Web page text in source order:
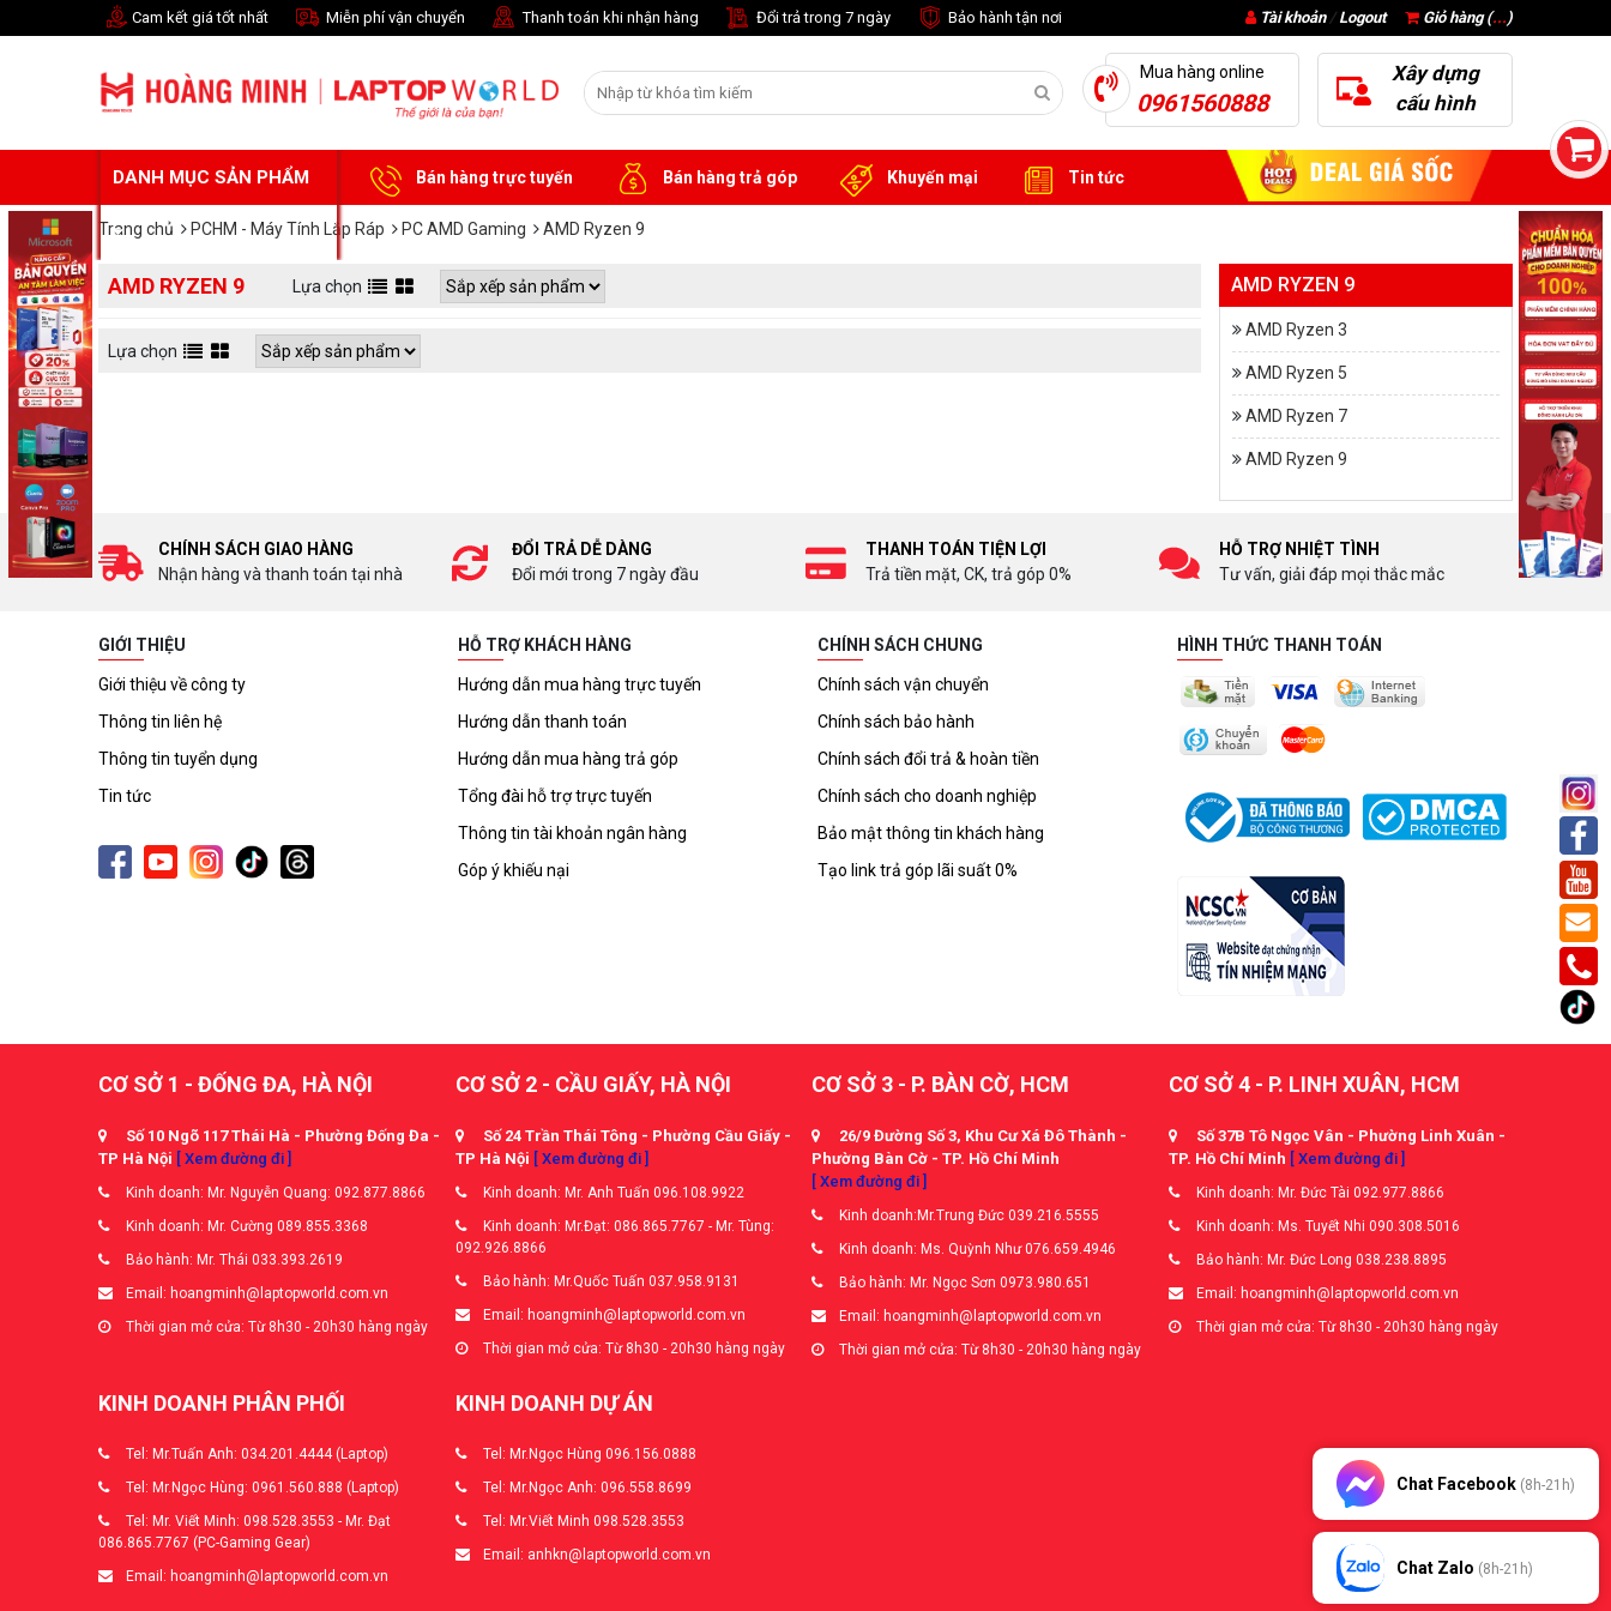
Cam kết giá tốt nhất Miễn phí vận chuyển Thanh toán khi nhận hàng Đổi trả trong 7 ngày Bảo hành tận nơi Giỏ hàng (...)
Tài khoản/ Logout
Mua hàng online
0961560888
Xây dựng
cấu hình
DANH MỤC SẢN PHẨM Bán hàng trực tuyến Bán hàng trả góp Khuyến mại Tin tức
Trang chủ PCHM - Máy Tính Lắp Ráp PC AMD Gaming AMD Ryzen 9
AMD RYZEN 9 Lựa chọn
Lựa chọn
AMD RYZEN 9
AMD Ryzen 3
AMD Ryzen 5
AMD Ryzen 7
AMD Ryzen 9
CHÍNH SÁCH GIAO HÀNG
Nhận hàng và thanh toán tại nhà
ĐỔI TRẢ DỄ DÀNG
Đổi mới trong 7 ngày đầu
THANH TOÁN TIỆN LỢI
Trả tiền mặt, CK, trả góp 0%
HỖ TRỢ NHIỆT TÌNH
Tư vấn, giải đáp mọi thắc mắc
GIỚI THIỆU
Giới thiệu về công ty
Thông tin liên hệ
Thông tin tuyển dụng
Tin tức
HỖ TRỢ KHÁCH HÀNG
Hướng dẫn mua hàng trực tuyến
Hướng dẫn thanh toán
Hướng dẫn mua hàng trả góp
Tổng đài hỗ trợ trực tuyến
Thông tin tài khoản ngân hàng
Góp ý khiếu nại
CHÍNH SÁCH CHUNG
Chính sách vận chuyển
Chính sách bảo hành
Chính sách đổi trả & hoàn tiền
Chính sách cho doanh nghiệp
Bảo mật thông tin khách hàng
Tạo link trả góp lãi suất 0%
HÌNH THỨC THANH TOÁN
CƠ SỞ 1 - ĐỐNG ĐA, HÀ NỘI
Số 10 Ngõ 117 Thái Hà - Phường Đống Đa -
TP Hà Nội [ Xem đường đi ]
Kinh doanh: Mr. Nguyễn Quang: 092.877.8866
Kinh doanh: Mr. Cường 089.855.3368
Bảo hành: Mr. Thái 033.393.2619
Email: hoangminh@laptopworld.com.vn
Thời gian mở cửa: Từ 8h30 - 20h30 hàng ngày
CƠ SỞ 2 - CẦU GIẤY, HÀ NỘI
Số 24 Trần Thái Tông - Phường Cầu Giấy -
TP Hà Nội [ Xem đường đi ]
Kinh doanh: Mr. Anh Tuấn 096.108.9922
Kinh doanh: Mr.Đạt: 086.865.7767 - Mr. Tùng:
092.926.8866
Bảo hành: Mr.Quốc Tuấn 037.958.9131
Email: hoangminh@laptopworld.com.vn
Thời gian mở cửa: Từ 8h30 - 20h30 hàng ngày
CƠ SỞ 3 - P. BÀN CỜ, HCM
26/9 Đường Số 3, Khu Cư Xá Đô Thành -
Phường Bàn Cờ - TP. Hồ Chí Minh
[ Xem đường đi ]
Kinh doanh:Mr.Trung Đức 039.216.5555
Kinh doanh: Ms. Quỳnh Như 076.659.4946
Bảo hành: Mr. Ngọc Sơn 0973.980.651
Email: hoangminh@laptopworld.com.vn
Thời gian mở cửa: Từ 8h30 - 20h30 hàng ngày
CƠ SỞ 4 - P. LINH XUÂN, HCM
Số 37B Tô Ngọc Vân - Phường Linh Xuân -
TP. Hồ Chí Minh [ Xem đường đi ]
Kinh doanh: Mr. Đức Tài 092.977.8866
Kinh doanh: Ms. Tuyết Nhi 090.308.5016
Bảo hành: Mr. Đức Long 038.238.8895
Email: hoangminh@laptopworld.com.vn
Thời gian mở cửa: Từ 8h30 - 20h30 hàng ngày
KINH DOANH PHÂN PHỐI
Tel: Mr.Tuấn Anh: 034.201.4444 (Laptop)
Tel: Mr.Ngọc Hùng: 0961.560.888 (Laptop)
Tel: Mr. Viết Minh: 098.528.3553 - Mr. Đạt
086.865.7767 (PC-Gaming Gear)
Email: hoangminh@laptopworld.com.vn
KINH DOANH DỰ ÁN
Tel: Mr.Ngọc Hùng 096.156.0888
Tel: Mr.Ngọc Anh: 096.558.8699
Tel: Mr.Viết Minh 098.528.3553
Email: anhkn@laptopworld.com.vn
Chat Facebook (8h-21h)
Chat Zalo (8h-21h)